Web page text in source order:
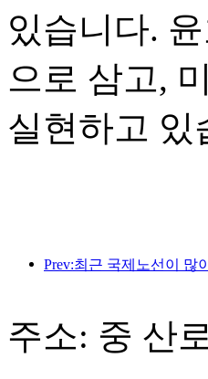
있습니다.
으로 삼고,
실현하고 있
주소: 중 산